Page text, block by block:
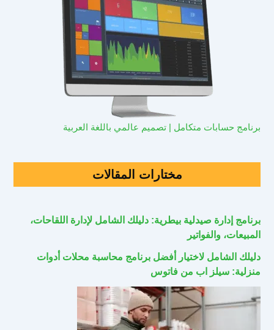
برنامج حسابات متكامل | تصميم عالمي باللغة العربية
مختارات المقالات
برنامج إدارة صيدلية بيطرية: دليلك الشامل لإدارة اللقاحات،
المبيعات، والفواتير
دليلك الشامل لاختيار أفضل برنامج محاسبة محلات أدوات
منزلية: سيلز اب من فاتوس